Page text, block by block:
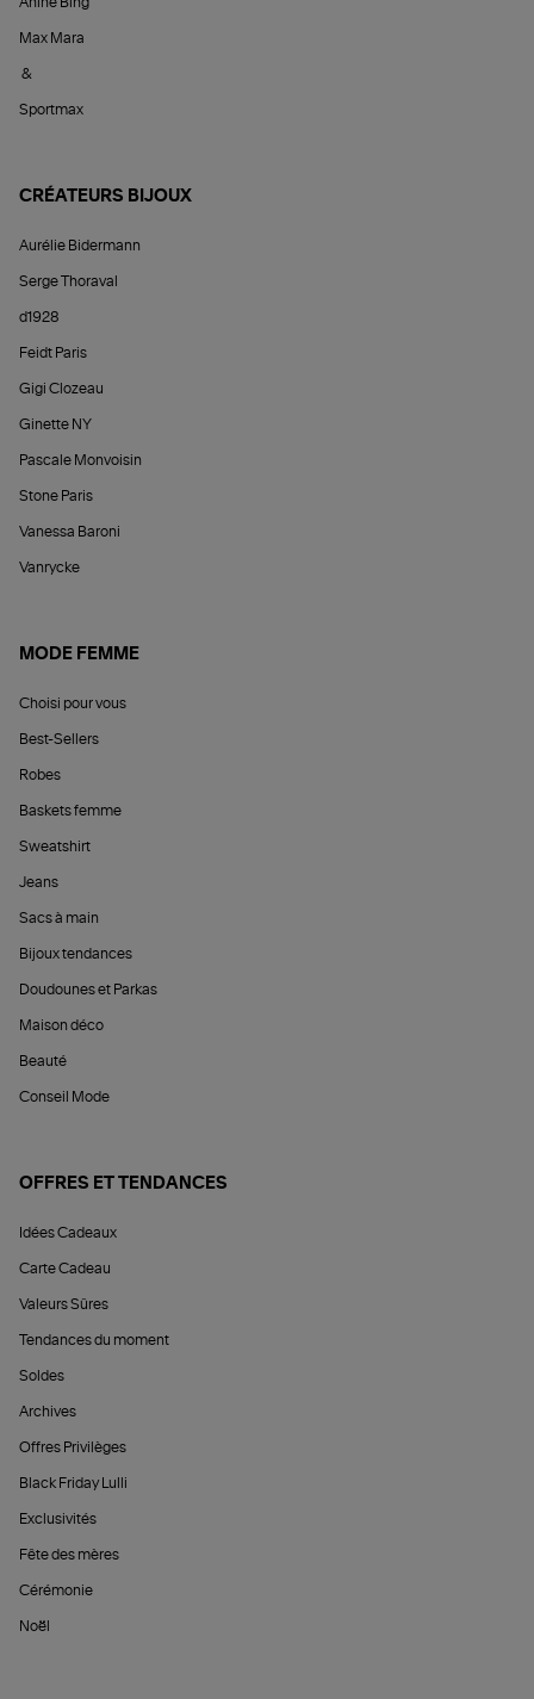
Max Mara
&
Sportmax
CRÉATEURS BIJOUX
Aurélie Bidermann
Serge Thoraval
d1928
Feidt Paris
Gigi Clozeau
Ginette NY
Pascale Monvoisin
Stone Paris
Vanessa Baroni
Vanrycke
MODE FEMME
Choisi pour vous
Best-Sellers
Robes
Baskets femme
Sweatshirt
Jeans
Sacs à main
Bijoux tendances
Doudounes et Parkas
Maison déco
Beauté
Conseil Mode
OFFRES ET TENDANCES
Idées Cadeaux
Carte Cadeau
Valeurs Sûres
Tendances du moment
Soldes
Archives
Offres Privilèges
Black Friday Lulli
Exclusivités
Fête des mères
Cérémonie
Noël